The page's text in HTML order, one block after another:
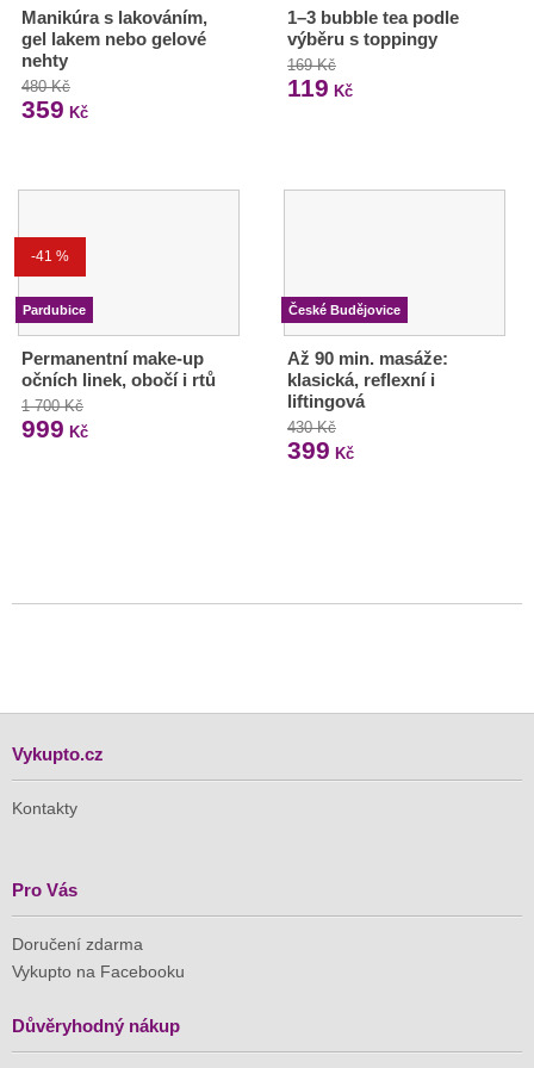
Manikúra s lakováním,
gel lakem nebo gelové
nehty
480 Kč
359 Kč
1–3 bubble tea podle
výběru s toppingy
169 Kč
119 Kč
-41 %
Pardubice
Permanentní make-up
očních linek, obočí i rtů
1 700 Kč
999 Kč
České Budějovice
Až 90 min. masáže:
klasická, reflexní i
liftingová
430 Kč
399 Kč
Vykupto.cz
Kontakty
Pro Vás
Doručení zdarma
Vykupto na Facebooku
Důvěryhodný nákup